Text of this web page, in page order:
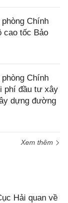
Chính
cao tốc Bảo
Chính
phí đầu tư xây
dựng đường
Xem thêm
Hải quan về